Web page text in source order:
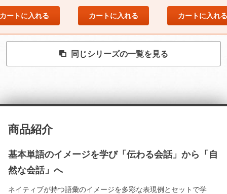
カートに入れる カートに入れる カートに入れる
同じシリーズの一覧を見る
商品紹介
基本単語のイメージを学び「伝わる会話」から「自
然な会話」へ
ネイティブが持つ語彙のイメージを多彩な表現例とセットで学